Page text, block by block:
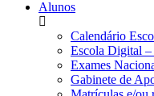
Alunos
Calendário
Escola Digital
Exames
Gabinete de